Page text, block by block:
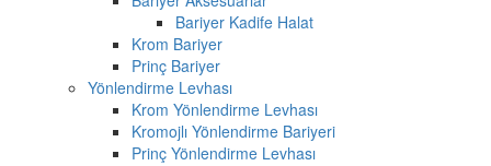
Bariyer Kadife Halat
Krom Bariyer
Prinç Bariyer
Yönlendirme Levhası
Krom Yönlendirme Levhası
Kromojlı Yönlendirme Bariyeri
Prinç Yönlendirme Levhası